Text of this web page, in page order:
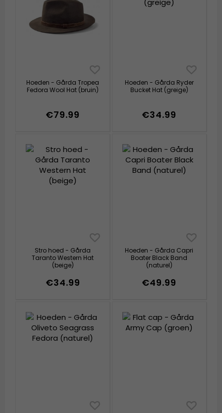
Hoeden - Gårda Tropea
Fedora Wool Hat (bruin)
€79.99
Hoeden - Gårda Ryder
Bucket Hat (greige)
€34.99
Stro hoed - Gårda
Taranto Western Hat
(beige)
€34.99
Hoeden - Gårda Capri
Boater Black Band
(naturel)
€49.99